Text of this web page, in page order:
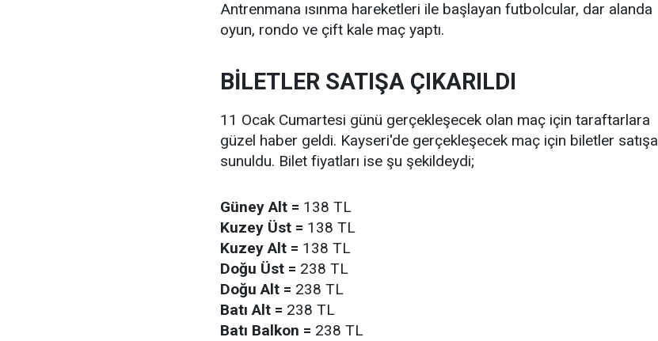
Antrenmana ısınma hareketleri ile başlayan futbolcular, dar alanda
oyun, rondo ve çift kale maç yaptı.
BİLETLER SATIŞA ÇIKARILDI
11 Ocak Cumartesi günü gerçekleşecek olan maç için taraftarlara
güzel haber geldi. Kayseri'de gerçekleşecek maç için biletler satışa
sunuldu. Bilet fiyatları ise şu şekildeydi;
Güney Alt = 138 TL
Kuzey Üst = 138 TL
Kuzey Alt = 138 TL
Doğu Üst = 238 TL
Doğu Alt = 238 TL
Batı Alt = 238 TL
Batı Balkon = 238 TL